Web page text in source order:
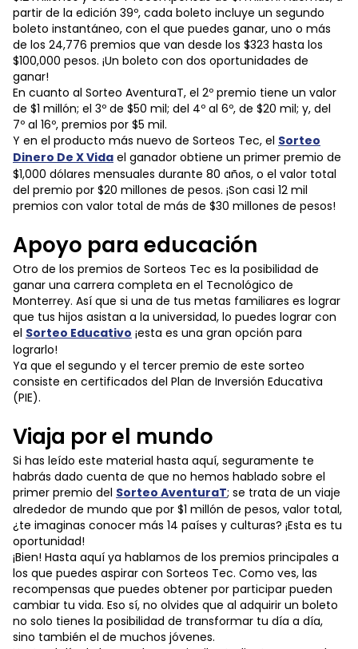
partir de la edición 39º, cada boleto incluye un segundo
boleto instantáneo, con el que puedes ganar, uno o más
de los 24,776 premios que van desde los $323 hasta los
$100,000 pesos. ¡Un boleto con dos oportunidades de
ganar!
En cuanto al Sorteo AventuraT, el 2º premio tiene un valor
de $1 millón; el 3º de $50 mil; del 4º al 6º, de $20 mil; y, del
7º al 16º, premios por $5 mil.
Y en el producto más nuevo de Sorteos Tec, el Sorteo
Dinero De X Vida el ganador obtiene un primer premio de
$1,000 dólares mensuales durante 80 años, o el valor total
del premio por $20 millones de pesos. ¡Son casi 12 mil
premios con valor total de más de $30 millones de pesos!
Apoyo para educación
Otro de los premios de Sorteos Tec es la posibilidad de
ganar una carrera completa en el Tecnológico de
Monterrey. Así que si una de tus metas familiares es lograr
que tus hijos asistan a la universidad, lo puedes lograr con
el Sorteo Educativo ¡esta es una gran opción para
lograrlo!
Ya que el segundo y el tercer premio de este sorteo
consiste en certificados del Plan de Inversión Educativa
(PIE).
Viaja por el mundo
Si has leído este material hasta aquí, seguramente te
habrás dado cuenta de que no hemos hablado sobre el
primer premio del Sorteo AventuraT; se trata de un viaje
alrededor de mundo que por $1 millón de pesos, valor total,
¿te imaginas conocer más 14 países y culturas? ¡Esta es tu
oportunidad!
¡Bien! Hasta aquí ya hablamos de los premios principales a
los que puedes aspirar con Sorteos Tec. Como ves, las
recompensas que puedes obtener por participar pueden
cambiar tu vida. Eso sí, no olvides que al adquirir un boleto
no solo tienes la posibilidad de transformar tu día a día,
sino también el de muchos jóvenes.